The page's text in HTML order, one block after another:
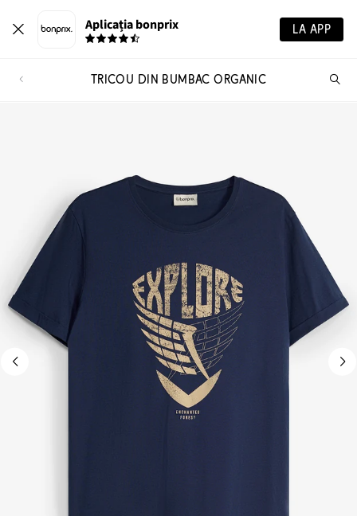
Aplicația bonprix LA APP
TRICOU DIN BUMBAC ORGANIC